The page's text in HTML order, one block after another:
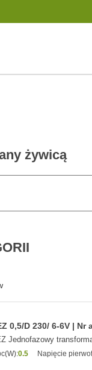
żywicą
0,5/D 230/ 6-6V | Nr
Jednofazowy
0.5 Napięcie